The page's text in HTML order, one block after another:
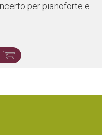
per pianoforte e